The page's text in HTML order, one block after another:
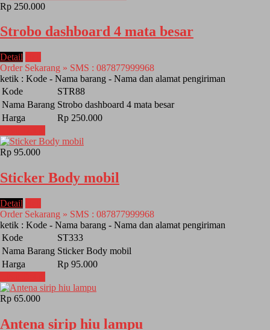
Rp 250.000
Strobo dashboard 4 mata besar
Detail
Order Sekarang » SMS : 087877999968
ketik : Kode - Nama barang - Nama dan alamat pengiriman
Kode
STR88
Nama Barang Strobo dashboard 4 mata besar
Harga
Rp 250.000
Rp 95.000
Sticker Body mobil
Detail
Order Sekarang » SMS : 087877999968
ketik : Kode - Nama barang - Nama dan alamat pengiriman
Kode
ST333
Nama Barang Sticker Body mobil
Harga
Rp 95.000
Rp 65.000
Antena sirip hiu lampu